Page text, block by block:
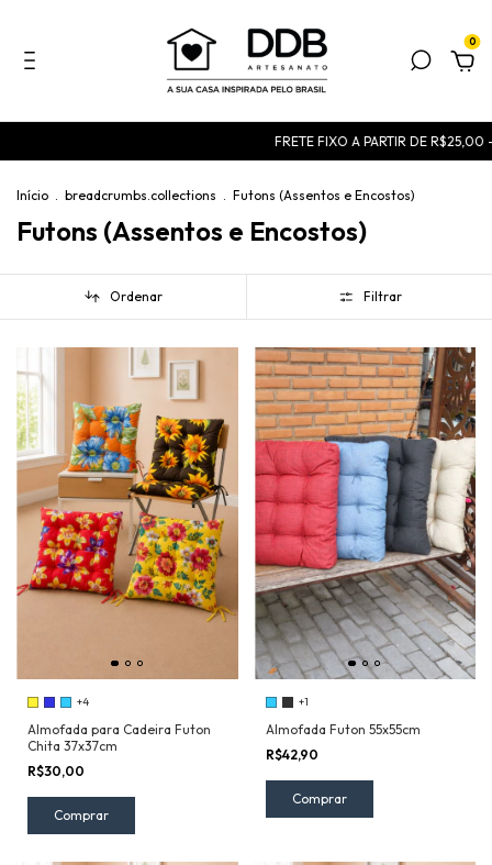
0
FRETE FIXO A PARTIR DE R$25,00 -
Início . breadcrumbs.collections . Futons (Assentos e Encostos)
Futons (Assentos e Encostos)
Ordenar Filtrar
+4
Almofada para Cadeira Futon
Chita 37x37cm
R$30,00
Comprar
+1
Almofada Futon 55x55cm
R$42,90
Comprar